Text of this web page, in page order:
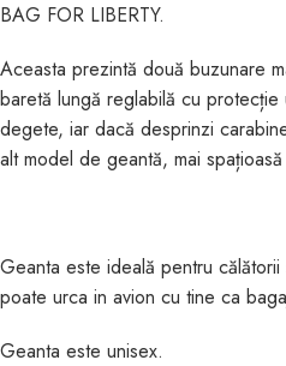
BAG FOR LIBERTY.
Aceasta prezintă două buzunare
baretă lungă reglabilă cu protecție
degete, iar dacă desprinzi
alt model de geantă, mai
Geanta este ideală pentru
poate urca in avion cu tine ca
Geanta este unisex.